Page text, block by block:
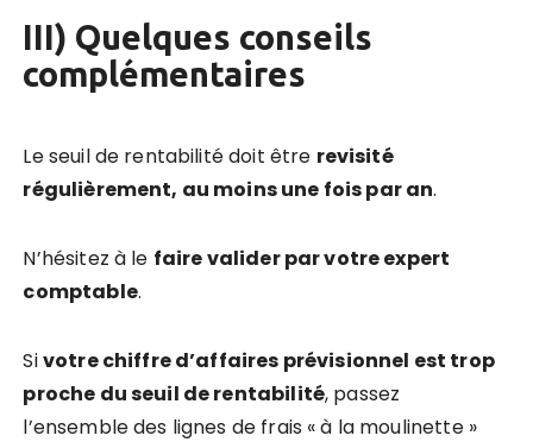
III) Quelques conseils
complémentaires
Le seuil de rentabilité doit être revisité
régulièrement, au moins une fois par an.
N’hésitez à le faire valider par votre expert
comptable.
Sivotre chiffre d’affaires prévisionnel est trop
proche du seuil de rentabilité, passez
l’ensemble des lignes de frais « à la moulinette »